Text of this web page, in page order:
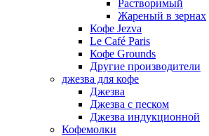
Растворимый
Жареный в зернах
Кофе Jezva
Le Café Paris
Кофе Grounds
Другие производители
джезва для кофе
Джезва
Джезва с песком
Джезва индукционной
Кофемолки